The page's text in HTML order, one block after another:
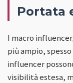
Portata
I macro
più ampio,
influencer
visibilità estesa,